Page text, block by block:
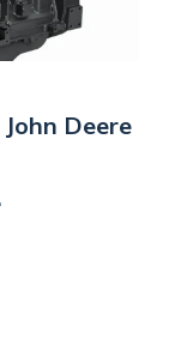
interesy. Dziękuję!
Deere
800